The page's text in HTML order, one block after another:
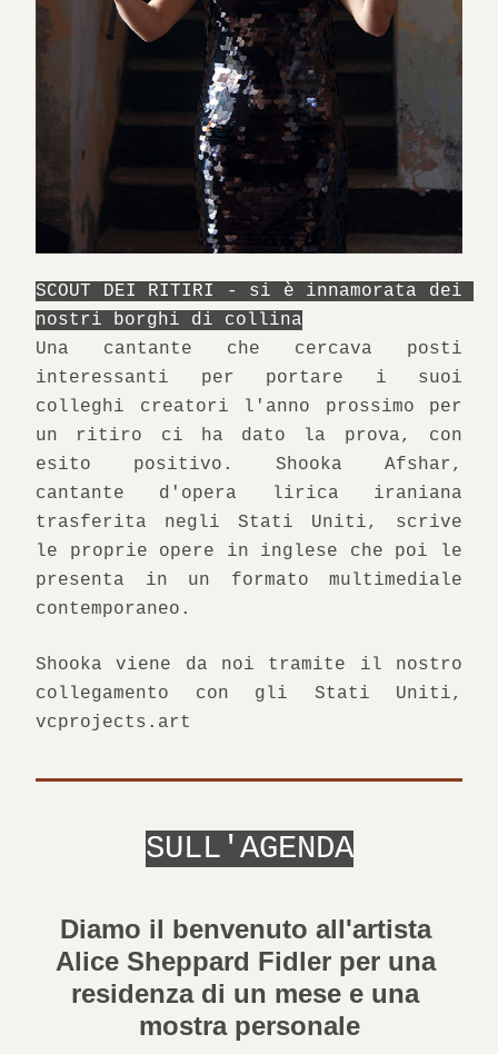
SCOUT DEI RITIRI - si è innamorata dei
nostri borghi di collina
Una cantante che cercava posti
interessanti per portare i suoi
colleghi creatori l'anno prossimo per
un ritiro ci ha dato la prova, con
esito positivo. Shooka Afshar,
cantante d'opera lirica iraniana
trasferita negli Stati Uniti, scrive
le proprie opere in inglese che poi le
presenta in un formato multimediale
contemporaneo.
Shooka viene da noi tramite il nostro
collegamento con gli Stati Uniti,
vcprojects.art
SULL'AGENDA
Diamo il benvenuto all'artista
Alice Sheppard Fidler per una
residenza di un mese e una
mostra personale